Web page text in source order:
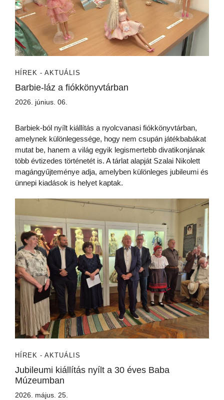
HÍREK - AKTUÁLIS
Barbie-láz a fiókkönyvtárban
2026. június. 06.
Barbiek-ból nyílt kiállítás a nyolcvanasi fiókkönyvtárban,
amelynek különlegessége, hogy nem csupán játékbabákat
mutat be, hanem a világ egyik legismertebb divatikonjának
több évtizedes történetét is. A tárlat alapját Szalai Nikolett
magángyűjteménye adja, amelyben különleges jubileumi és
ünnepi kiadások is helyet kaptak.
HÍREK - AKTUÁLIS
Jubileumi kiállítás nyílt a 30 éves Baba
Múzeumban
2026. május. 25.